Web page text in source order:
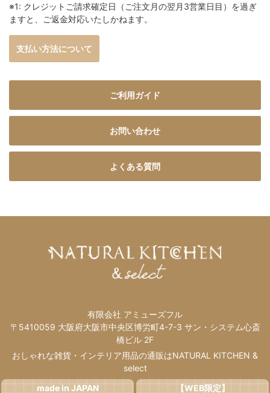
※1: クレジットご請求確定日（ご注文月の翌月3営業日目）を過ぎ
ますと、ご返金対応いたしかねます。
支払い方法について
ご利用ガイド
お問い合わせ
よくある質問
有限会社 アミューズフル
〒5410059 大阪府大阪市中央区博労町4-7-3 サン・システム心斎
橋ビル 2F
おしゃれな雑貨・インテリア用品の通販はNATURAL KITCHEN &
select
made in JAPAN
【WEB限定】